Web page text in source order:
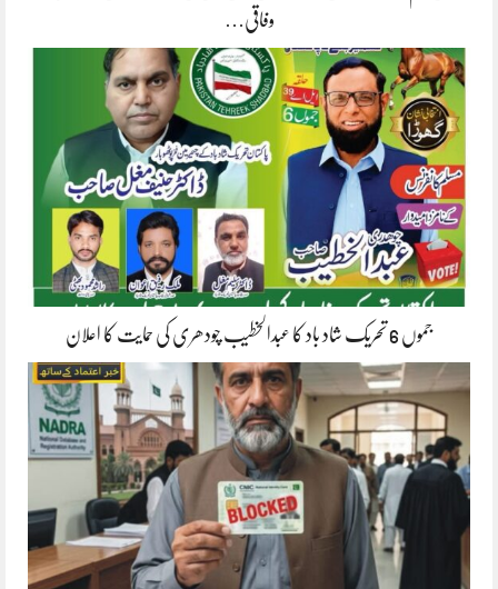
وفاقی…
جموں 6 تحریک شاد باد کا عبدالخطیب چودھری کی حمایت کا اعلان